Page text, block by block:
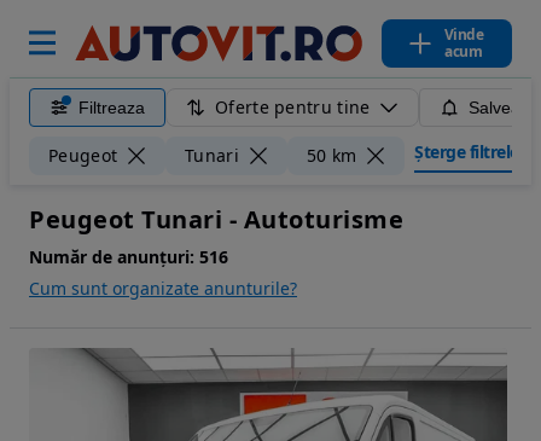
Vinde
acum
Filtreaza Oferte pentru tine
Peugeot Tunari 50 km Șterge filtrele
Peugeot Tunari - Autoturisme
Număr de anunțuri: 516
Cum sunt organizate anunturile?